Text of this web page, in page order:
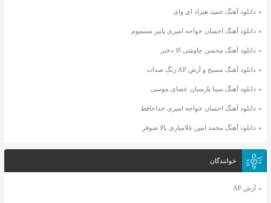
دانلود آهنگ حمید هیراد ای وای
دانلود آهنگ احسان خواجه امیری پاییز مسموم
دانلود آهنگ محسن چاوشی الا دختر
دانلود آهنگ مسیح و آرش AP زنگ صدات
دانلود آهنگ سینا پارسیان عصای موسی
دانلود آهنگ احسان خواجه امیری خداحافظ
دانلود آهنگ محمد امین غلامیاری یالا شوفر
خوانندگان
آرش AP